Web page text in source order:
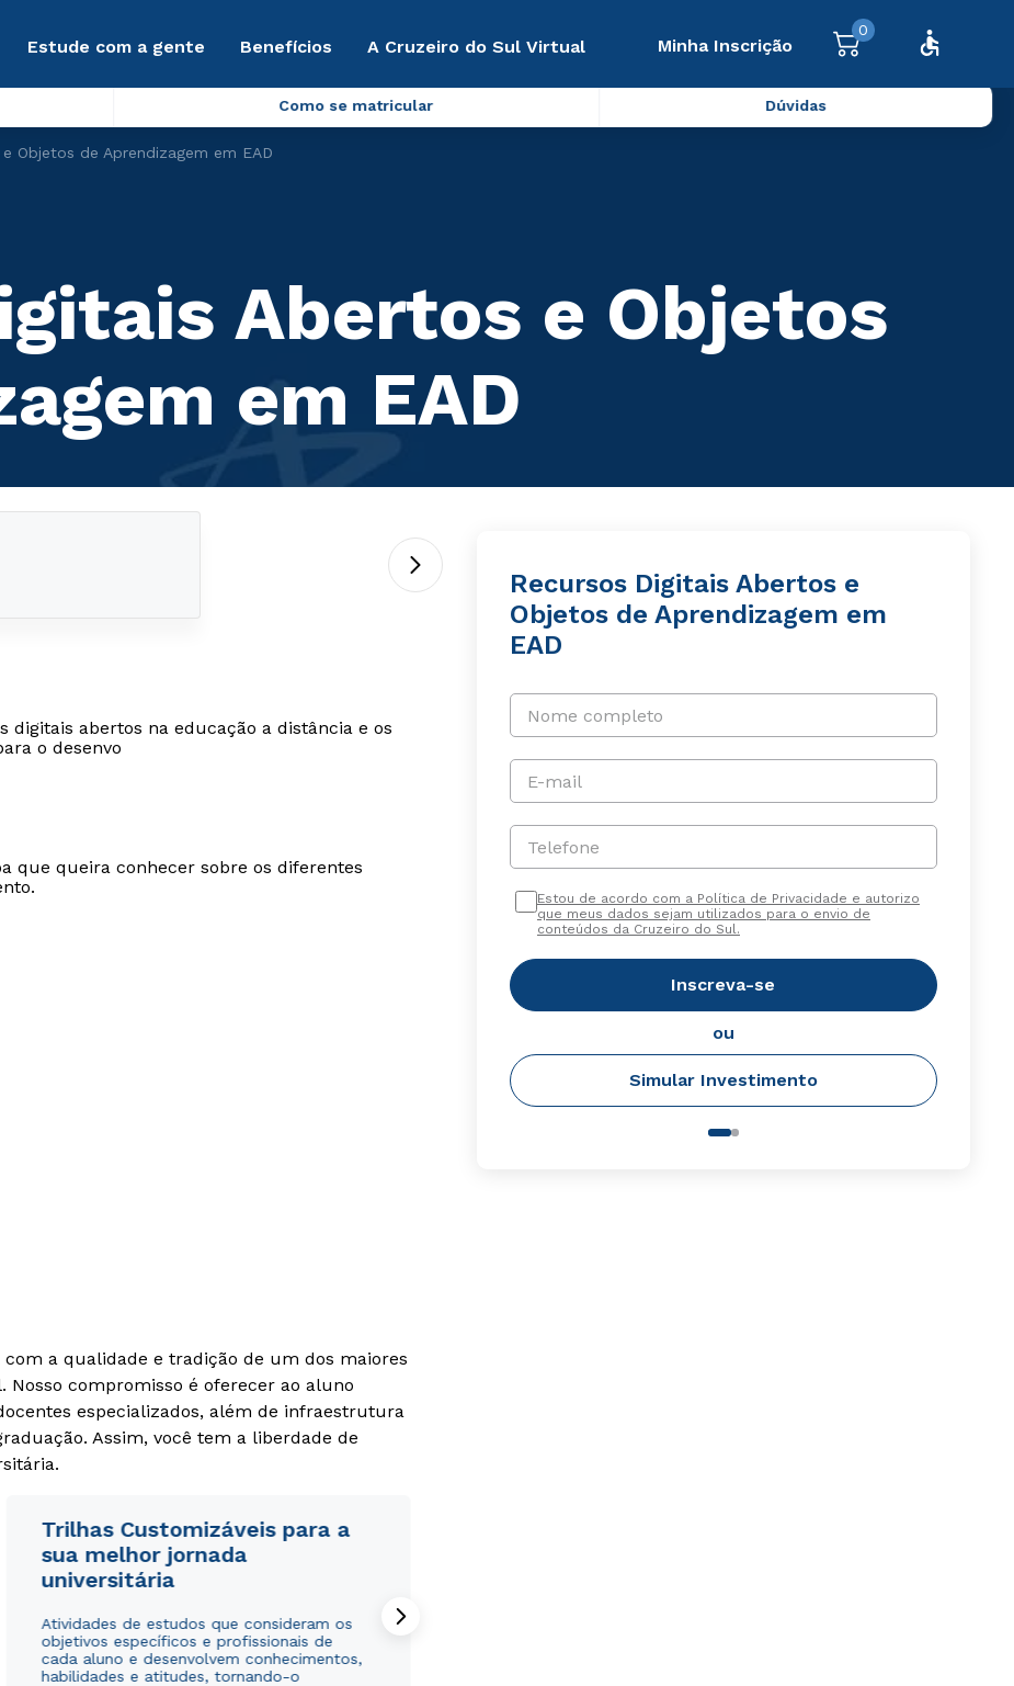
Estude com a gente Benefícios A Cruzeiro do Sul Virtual Minha Inscrição
0
Como se matricular Dúvidas
Objetos de Aprendizagem em EAD
Abertos e Objetos
em EAD
abertos na educação a distância e os
o desenvo
que queira conhecer sobre os diferentes
a qualidade e tradição de um dos maiores
compromisso é oferecer ao aluno
especializados, além de infraestrutura
Assim, você tem a liberdade de
Trilhas Customizáveis para a
sua melhor jornada
universitária
Atividades de estudos que consideram os
objetivos específicos e profissionais de
cada aluno e desenvolvem conhecimentos,
habilidades e atitudes, tornando-o
Recursos Digitais Abertos e
Objetos de Aprendizagem em
EAD
Nome completo
E-mail
Telefone
Estou de acordo com a Política de Privacidade e autorizo
que meus dados sejam utilizados para o envio de
conteúdos da Cruzeiro do Sul.
Inscreva-se
ou
Simular Investimento
WhatsApp
ou
WhatsApp
ou